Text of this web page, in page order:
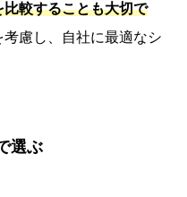
較することも大切で
慮し、自社に最適なシ
選ぶ